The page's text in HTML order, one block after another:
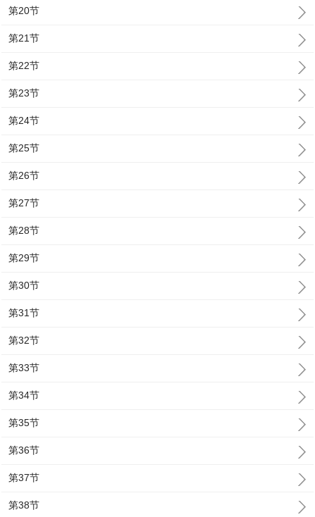
第20节
第21节
第22节
第23节
第24节
第25节
第26节
第27节
第28节
第29节
第30节
第31节
第32节
第33节
第34节
第35节
第36节
第37节
第38节